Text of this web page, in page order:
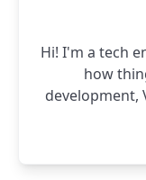
Hi! I'm a tech
how
development,